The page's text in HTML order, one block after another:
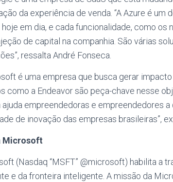
da experiência de venda. “A Azure é
em dia, e cada funcionalidade, como os
de capital na companhia. São várias
ressalta André Fonseca.
é uma empresa que busca gerar
como a Endeavor são peça-chave nesse
ajuda empreendedoras e empreendedores
de inovação das empresas brasileiras”,
Microsoft
(Nasdaq “MSFT” @microsoft) habilita a
e da fronteira inteligente. A missão da